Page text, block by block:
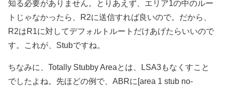
知る必要がありません。とりあえず、エリア1の中のルー
トじゃなかったら、R2に送信すれば良いので。だから、
R2はR1に対してデフォルトルートだけあげたらいいので
す。これが、Stubですね。
ちなみに、Totally Stubby Areaとは、LSA3もなくすこと
でしたよね。先ほどの例で、ABRに[area 1 stub no-